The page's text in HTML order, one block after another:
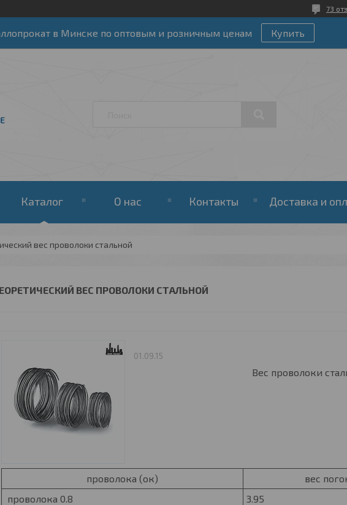
73
в Минске по оптовым и розничным ценам Купить
Каталог О нас Контакты Доставка и
вес проволоки стальной
ВЕС ПРОВОЛОКИ СТАЛЬНОЙ
01.09.15
Вес проволоки
проволока (ок)
вес
проволока 0.8
3.95